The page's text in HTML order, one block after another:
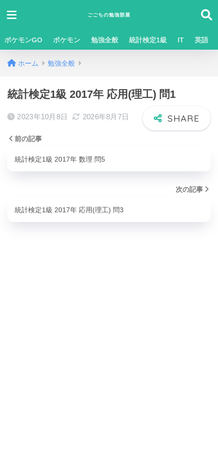
ごごちの勉強部屋
ポケモンGO ポケモン 勉強全般 統計検定1級 IT 英語
ホーム 勉強全般
統計検定1級 2017年 応用(理工) 問1
2023年10月8日 2026年8月7日
前の記事
統計検定1級 2017年 数理 問5
次の記事
統計検定1級 2017年 応用(理工) 問3